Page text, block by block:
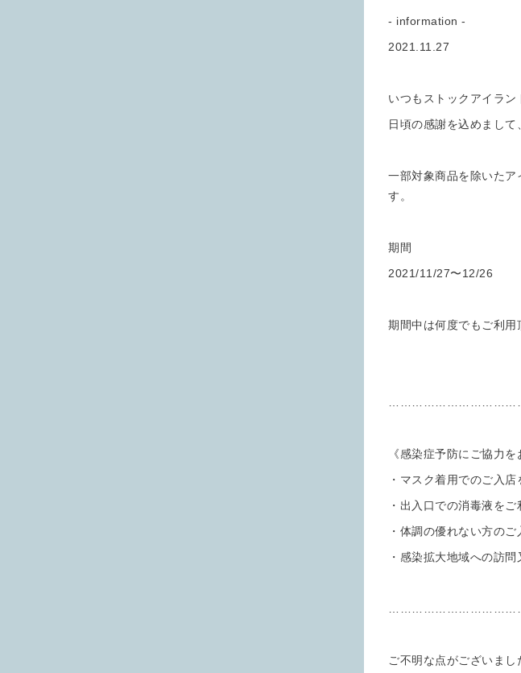
- information -
2021.11.27
いつもストックアイラン
日頃の感謝を込めまし
一部対象商品を除いたア
す。
期間
2021/11/27〜12/26
期間中は何度でもご利用
《感染症予防にご協力を
・マスク着用でのご入
・出入口での消毒液を
・体調の優れない方の
・感染拡大地域への訪
ご不明な点がございまし